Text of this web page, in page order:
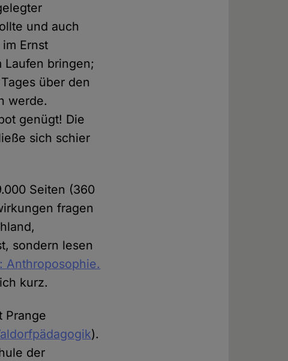
und auch
Ernst
Laufen bringen;
über den
werde.
genügt! Die
sich schier
Seiten (360
fragen
sondern lesen
Anthroposophie.
kurz.
Prange
).
der